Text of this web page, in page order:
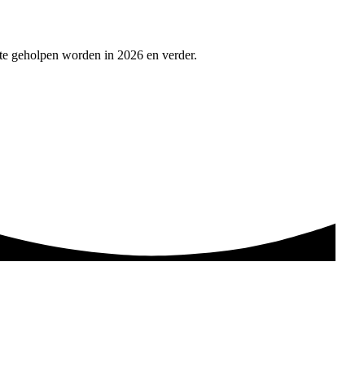
geholpen worden in 2026 en verder.